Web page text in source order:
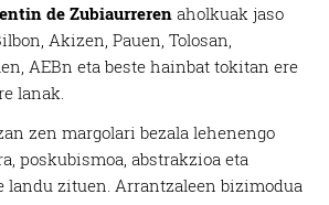
de Zubiaurreren aholkuak jaso
Akizen, Pauen, Tolosan,
AEBn eta beste hainbat tokitan ere
lanak.
zen margolari bezala lehenengo
poskubismoa, abstrakzioa eta
landu zituen. Arrantzaleen bizimodua